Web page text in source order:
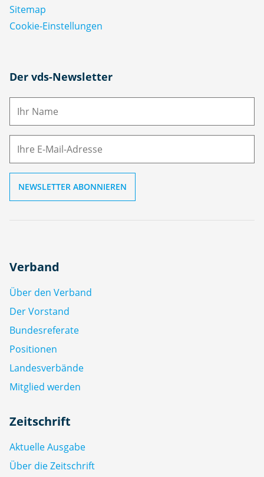
Sitemap
Cookie-Einstellungen
Der vds-Newsletter
N
M
Verband
Über den Verband
Der Vorstand
Bundesreferate
Positionen
Landesverbände
Mitglied werden
Zeitschrift
Aktuelle Ausgabe
Über die Zeitschrift